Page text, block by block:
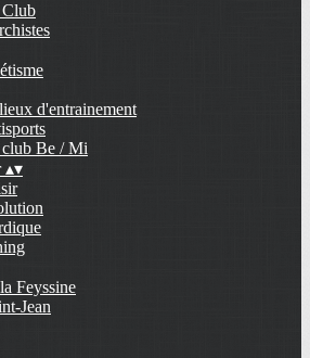
Club
d'entrainement
Be / Mi
▴▾
Feyssine
Jean